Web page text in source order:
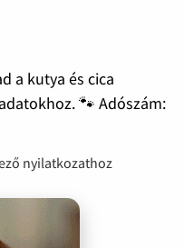
a kutya és cica
🐾 Adószám:
nyilatkozathoz